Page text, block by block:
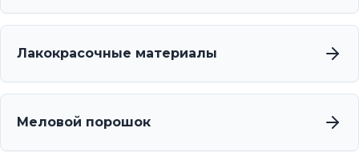
Лакокрасочные материалы
Меловой порошок